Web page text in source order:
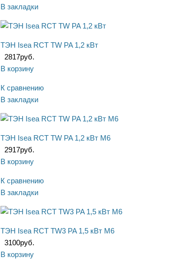
В закладки
ТЭН Isea RCT TW PA 1,2 кВт
2817руб.
В корзину
К сравнению
В закладки
ТЭН Isea RCT TW PA 1,2 кВт M6
2917руб.
В корзину
К сравнению
В закладки
ТЭН Isea RCT TW3 PA 1,5 кВт M6
3100руб.
В корзину